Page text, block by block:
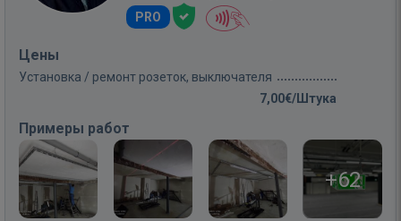
PRO
Цены
Установка / ремонт розеток, выключателя
7,00€/Штука
Примеры работ
+62